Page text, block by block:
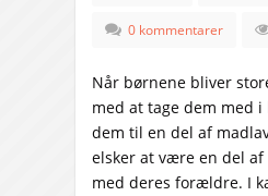
0 kommentarer
Når børnene bliver
med at tage dem med i
dem til en del af
elsker at være en del af
med deres forældre. I